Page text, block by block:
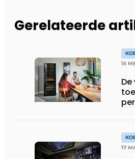
Gerelateerde
15
17